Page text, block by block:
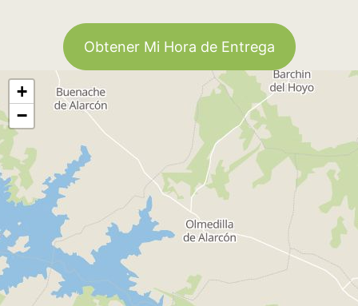
Obtener Mi Hora de Entrega
+
−